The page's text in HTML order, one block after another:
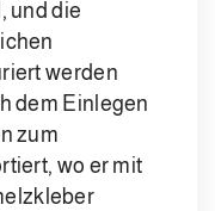
und die
werden
dem Einlegen
zum
wo er mit